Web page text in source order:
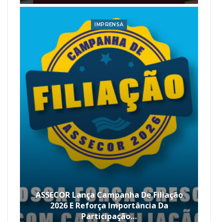
IMPRENSA
ASSECOR Lança Campanha De Filiação
2026 E Reforça Importância Da
Participação…